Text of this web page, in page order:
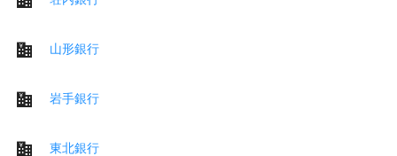
山形銀行
岩手銀行
東北銀行